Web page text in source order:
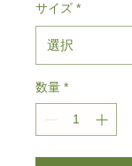
サイズ *
数量 *